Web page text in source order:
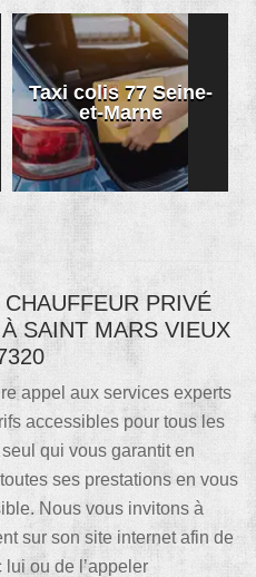
Taxi colis 77 Seine-
et-Marne
PRIVÉ
SAINT MARS VIEUX
appel aux services experts
accessibles pour tous les
qui vous garantit en
ses prestations en vous
Nous vous invitons à
sur son site internet afin de
ou de l’appeler